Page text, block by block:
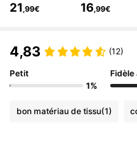
4,79 987K Suiveurs
21,99€ 16,99€
4,83 (12)
Petit
1%
Fidèle
bon matériau de tissu(1)